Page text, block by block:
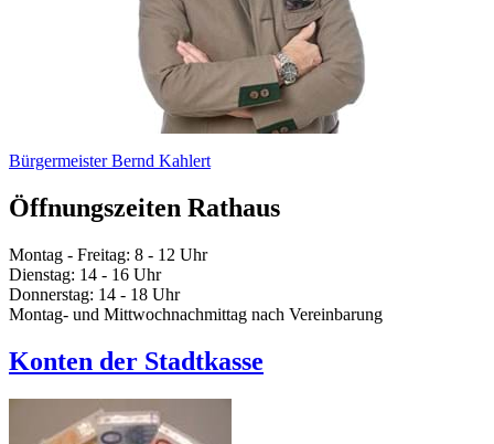
Bürgermeister Bernd Kahlert
Öffnungszeiten Rathaus
Montag - Freitag: 8 - 12 Uhr
Dienstag: 14 - 16 Uhr
Donnerstag: 14 - 18 Uhr
Montag- und Mittwochnachmittag nach Vereinbarung
Konten der Stadtkasse